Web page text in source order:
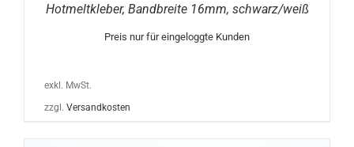
Hotmeltkleber, Bandbreite 16mm, schwarz/weiß
Preis nur für eingeloggte Kunden
exkl. MwSt.
zzgl. Versandkosten